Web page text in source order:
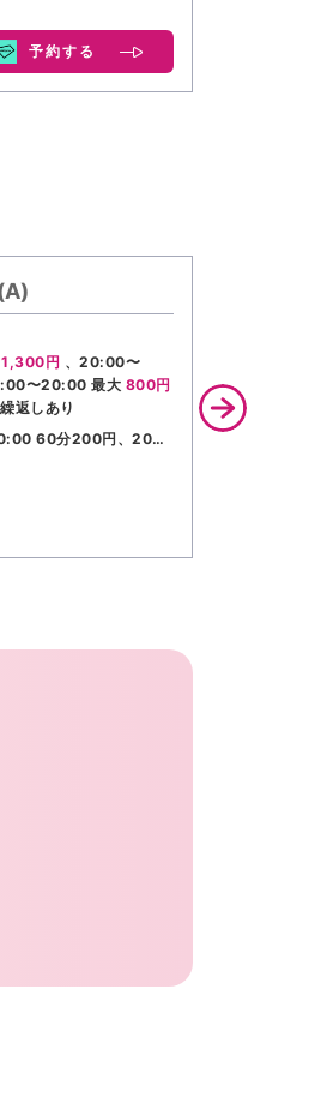
予約する
1,300円 、20:00〜
〜20:00 最大 800円
返しあり
60分200円、20…
台数